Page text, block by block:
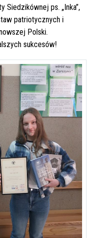
Siedzikównej ps. „Inka”,
patriotycznych i
Polski.
sukcesów!